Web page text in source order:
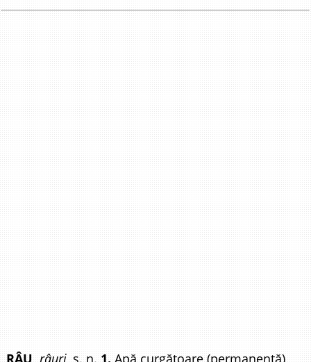
RÂU, râuri, s. n. 1. Apă curgătoare (permanentă)